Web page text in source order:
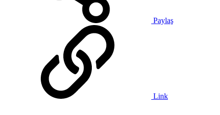
Paylaş
Link